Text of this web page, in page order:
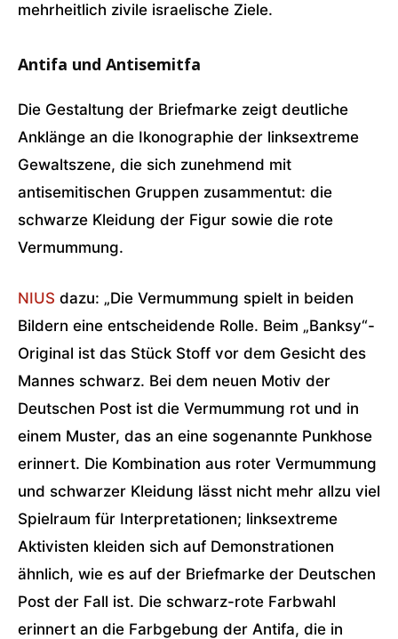
mehrheitlich zivile israelische Ziele.
Antifa und Antisemitfa
Die Gestaltung der Briefmarke zeigt deutliche
Anklänge an die Ikonographie der linksextreme
Gewaltszene, die sich zunehmend mit
antisemitischen Gruppen zusammentut: die
schwarze Kleidung der Figur sowie die rote
Vermummung.
NIUS dazu: „Die Vermummung spielt in beiden
Bildern eine entscheidende Rolle. Beim „Banksy“-
Original ist das Stück Stoff vor dem Gesicht des
Mannes schwarz. Bei dem neuen Motiv der
Deutschen Post ist die Vermummung rot und in
einem Muster, das an eine sogenannte Punkhose
erinnert. Die Kombination aus roter Vermummung
und schwarzer Kleidung lässt nicht mehr allzu viel
Spielraum für Interpretationen; linksextreme
Aktivisten kleiden sich auf Demonstrationen
ähnlich, wie es auf der Briefmarke der Deutschen
Post der Fall ist. Die schwarz-rote Farbwahl
erinnert an die Farbgebung der Antifa, die in